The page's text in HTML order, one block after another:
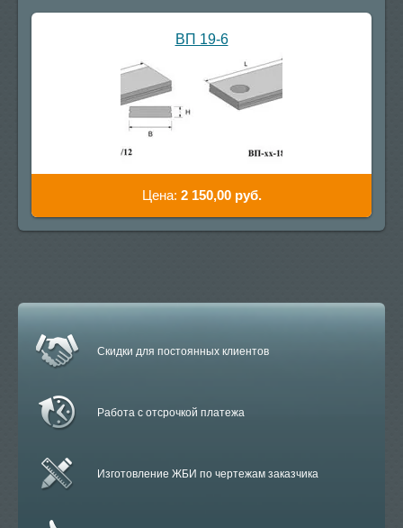
ВП 19-6
Цена: 2 150,00 руб.
Скидки для постоянных клиентов
Работа с отсрочкой платежа
Изготовление ЖБИ по чертежам заказчика